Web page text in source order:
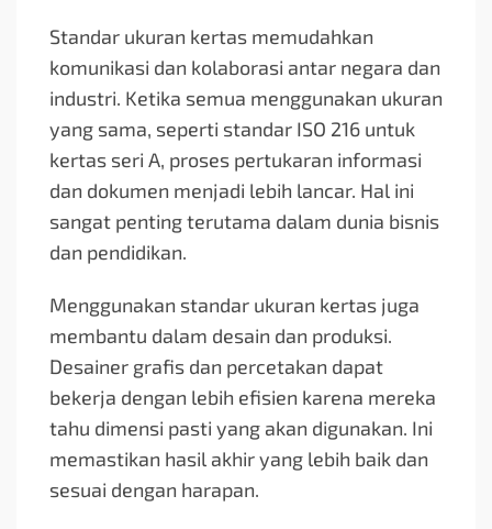
Standar ukuran kertas memudahkan
komunikasi dan kolaborasi antar negara dan
industri. Ketika semua menggunakan ukuran
yang sama, seperti standar ISO 216 untuk
kertas seri A, proses pertukaran informasi
dan dokumen menjadi lebih lancar. Hal ini
sangat penting terutama dalam dunia bisnis
dan pendidikan.
Menggunakan standar ukuran kertas juga
membantu dalam desain dan produksi.
Desainer grafis dan percetakan dapat
bekerja dengan lebih efisien karena mereka
tahu dimensi pasti yang akan digunakan. Ini
memastikan hasil akhir yang lebih baik dan
sesuai dengan harapan.